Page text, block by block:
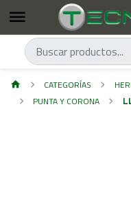
CATEGORÍAS
PUNTA Y CORONA